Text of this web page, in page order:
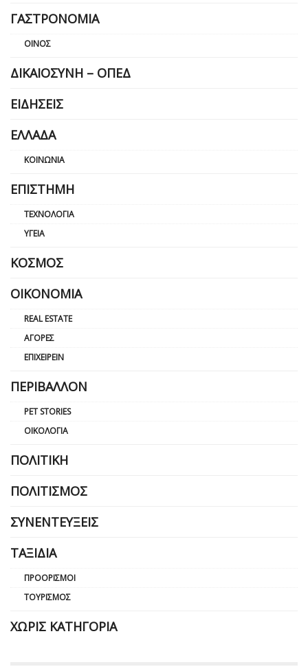
ΓΑΣΤΡΟΝΟΜΊΑ
ΟΊΝΟΣ
ΔΙΚΑΙΟΣΎΝΗ – ΟΠΕΔ
ΕΙΔΉΣΕΙΣ
ΕΛΛΆΔΑ
ΚΟΙΝΩΝΊΑ
ΕΠΙΣΤΉΜΗ
ΤΕΧΝΟΛΟΓΊΑ
ΥΓΕΊΑ
ΚΌΣΜΟΣ
ΟΙΚΟΝΟΜΊΑ
REAL ESTATE
ΑΓΟΡΈΣ
ΕΠΙΧΕΙΡΕΊΝ
ΠΕΡΙΒΆΛΛΟΝ
PET STORIES
ΟΙΚΟΛΟΓΊΑ
ΠΟΛΙΤΙΚΉ
ΠΟΛΙΤΙΣΜΌΣ
ΣΥΝΕΝΤΕΎΞΕΙΣ
ΤΑΞΊΔΙΑ
ΠΡΟΟΡΙΣΜΟΊ
ΤΟΥΡΙΣΜΌΣ
ΧΩΡΊΣ ΚΑΤΗΓΟΡΊΑ